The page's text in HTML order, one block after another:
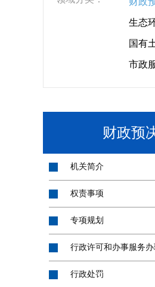
生态
国有
市政
财政预
机关简介
权责事项
专项规划
行政许可和办事服务
行政处罚